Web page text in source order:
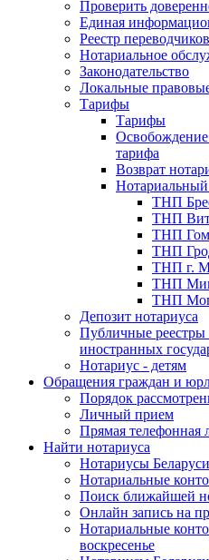
Проверить
Единая
Реестр переводчиков
Нотариальное
Законодательство
Локальные
Тарифы
Тарифы
Освобождение
тарифа
Возврат
ТНП
ТНП
ТНП
ТНП
ТНП г.
ТНП
ТНП
Депозит нотариуса
Публичные реестры
иностранных
Нотариус - детям
Обращения граждан и
Порядок
Личный прием
Прямая телефонная
Найти нотариуса
Нотариусы Беларуси
Нотариальные
Поиск ближайшей
Онлайн запись на
Нотариальные
воскресенье